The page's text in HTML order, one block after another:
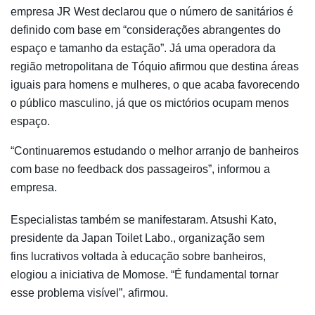
empresa JR West declarou que o número de sanitários é
definido com base em “considerações abrangentes do
espaço e tamanho da estação”. Já uma operadora da
região metropolitana de Tóquio afirmou que destina áreas
iguais para homens e mulheres, o que acaba favorecendo
o público masculino, já que os mictórios ocupam menos
espaço.
“Continuaremos estudando o melhor arranjo de banheiros
com base no feedback dos passageiros”, informou a
empresa.
Especialistas também se manifestaram. Atsushi Kato,
presidente da Japan Toilet Labo., organização sem
fins lucrativos voltada à educação sobre banheiros,
elogiou a iniciativa de Momose. “É fundamental tornar
esse problema visível”, afirmou.